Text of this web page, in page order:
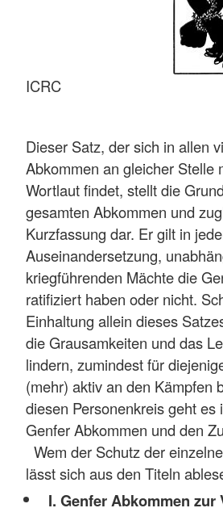
ICRC
Dieser Satz, der sich in allen
Abkommen an gleicher Stelle
Wortlaut findet, stellt die
gesamten Abkommen und
Kurzfassung dar. Er gilt in
Auseinandersetzung,
kriegführenden Mächte die
ratifiziert haben oder nicht.
Einhaltung allein dieses
die Grausamkeiten und das
lindern, zumindest für
(mehr) aktiv an den Kämpfen
diesen Personenkreis geht es
Genfer Abkommen und den
Wem der Schutz der
lässt sich aus den Titeln
I. Genfer Abkommen zur